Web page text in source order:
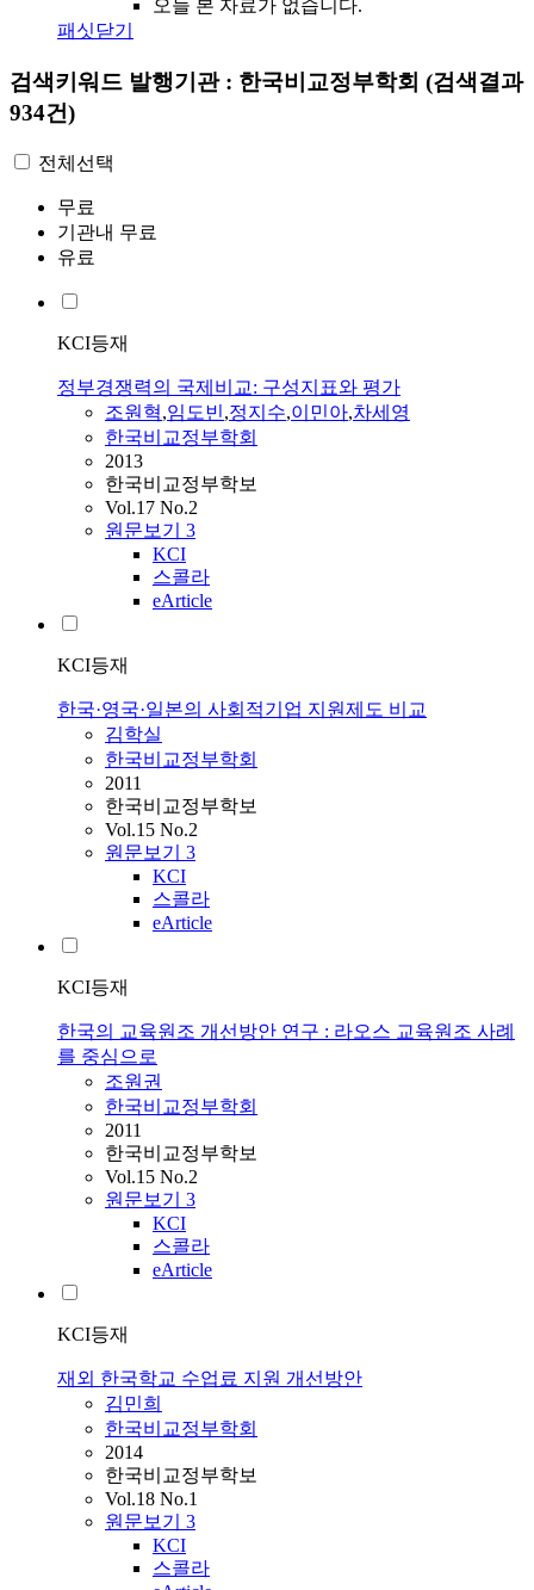
오늘 본 자료가 없습니다.
패싯닫기
검색키워드 발행기관 : 한국비교정부학회 (검색결과
934건)
전체선택
무료
기관내 무료
유료
KCI등재
정부경쟁력의 국제비교: 구성지표와 평가
조원혁,임도빈,정지수,이민아,차세영
한국비교정부학회
2013
한국비교정부학보
Vol.17 No.2
원문보기 3
KCI
스콜라
eArticle
KCI등재
한국·영국·일본의 사회적기업 지원제도 비교
김학실
한국비교정부학회
2011
한국비교정부학보
Vol.15 No.2
원문보기 3
KCI
스콜라
eArticle
KCI등재
한국의 교육원조 개선방안 연구 : 라오스 교육원조 사례
를 중심으로
조원권
한국비교정부학회
2011
한국비교정부학보
Vol.15 No.2
원문보기 3
KCI
스콜라
eArticle
KCI등재
재외 한국학교 수업료 지원 개선방안
김민희
한국비교정부학회
2014
한국비교정부학보
Vol.18 No.1
원문보기 3
KCI
스콜라